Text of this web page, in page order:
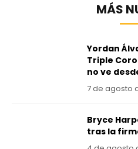
MÁS
Yordan
Triple
no ve
7 de agosto
Bryce
tras la